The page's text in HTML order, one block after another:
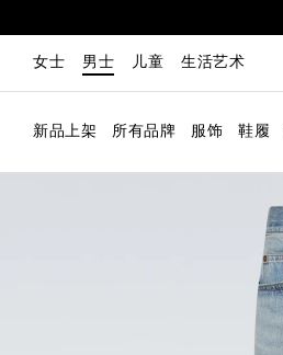
女士 男士 儿童 生活艺术
新品上架 所有品牌 服饰 鞋履